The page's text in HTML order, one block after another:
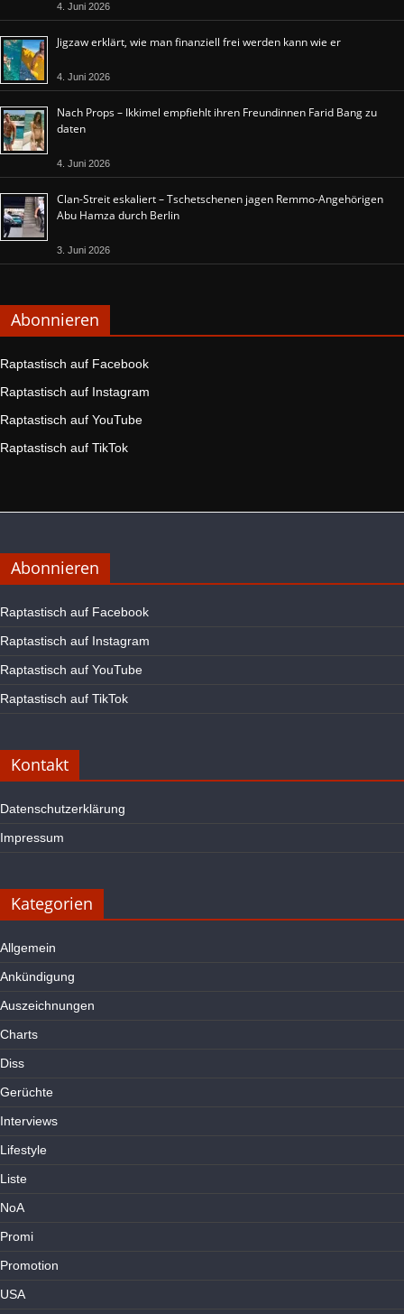
4. Juni 2026
Jigzaw erklärt, wie man finanziell frei werden kann wie er
4. Juni 2026
Nach Props – Ikkimel empfiehlt ihren Freundinnen Farid Bang zu
daten
4. Juni 2026
Clan-Streit eskaliert – Tschetschenen jagen Remmo-Angehörigen
Abu Hamza durch Berlin
3. Juni 2026
Abonnieren
Raptastisch auf Facebook
Raptastisch auf Instagram
Raptastisch auf YouTube
Raptastisch auf TikTok
Abonnieren
Raptastisch auf Facebook
Raptastisch auf Instagram
Raptastisch auf YouTube
Raptastisch auf TikTok
Kontakt
Datenschutzerklärung
Impressum
Kategorien
Allgemein
Ankündigung
Auszeichnungen
Charts
Diss
Gerüchte
Interviews
Lifestyle
Liste
NoA
Promi
Promotion
USA